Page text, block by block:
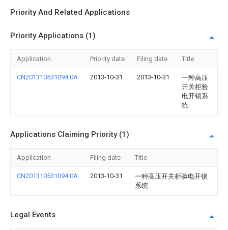
Priority And Related Applications
Priority Applications (1)
Application Priority date Filing date Title
CN201310531094.0A 2013-10-31 2013-10-31
一种高压
开关柜验
电开锁系
统
Applications Claiming Priority (1)
Application Filing date Title
CN201310531094.0A 2013-10-31
一种高压开关柜验电开锁
系统
Legal Events